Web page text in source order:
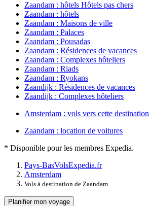
Zaandam : hôtels Hôtels pas chers
Zaandam : hôtels
Zaandam : Maisons de ville
Zaandam : Palaces
Zaandam : Pousadas
Zaandam : Résidences de vacances
Zaandam : Complexes hôteliers
Zaandam : Riads
Zaandam : Ryokans
Zaandijk : Résidences de vacances
Zaandijk : Complexes hôteliers
Amsterdam : vols vers cette destination
Zaandam : location de voitures
* Disponible pour les membres Expedia.
Pays-BasVolsExpedia.fr
Amsterdam
Vols à destination de Zaandam
Planifier mon voyage